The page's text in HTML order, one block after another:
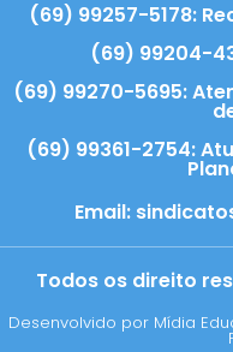
(69) 99257-5178:
(69) 99204-
(69) 99270-5695:
(69) 99361-2754:
Email:
Todos os direito
Desenvolvido por Mídia